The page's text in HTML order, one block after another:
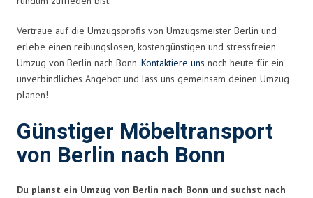
Vertraue auf die Umzugsprofis von Umzugsmeister Berlin und
erlebe einen reibungslosen, kostengünstigen und stressfreien
Umzug von Berlin nach Bonn. Kontaktiere uns noch heute für ein
unverbindliches Angebot und lass uns gemeinsam deinen Umzug
planen!
Günstiger Möbeltransport
von Berlin nach Bonn
Du planst ein Umzug von Berlin nach Bonn und suchst nach